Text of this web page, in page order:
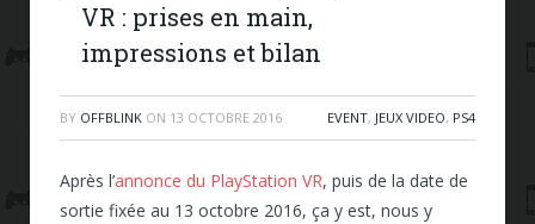
VR : prises en main,
impressions et bilan
BY OFFBLINK ON 13 OCTOBRE 2016 EVENT, JEUX VIDEO, PS4
Après l’annonce du PlayStation VR, puis de la date de
sortie fixée au 13 octobre 2016, ça y est, nous y